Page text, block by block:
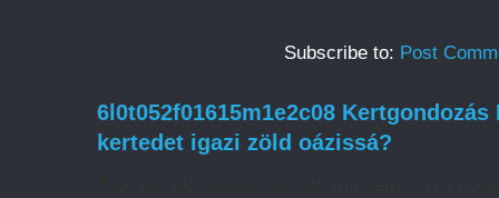
Subscribe to: Post
6l0t052f01615m1e2c08
kertedet igazi zöld oázissá?